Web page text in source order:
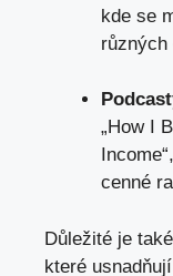
kde se
různých
„How I
cenné
Důležité je
které